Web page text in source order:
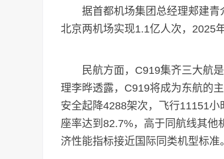
据首都机场集团总经理郏建青
北京两机场实现1.1亿人次，2025
民航方面，C919集齐三大航是
理李晔透露，C919将成为东航的
安全起降4288架次，飞行11151
座率达到82.7%，高于同航线其
济性能指标接近国际同类机型标准。